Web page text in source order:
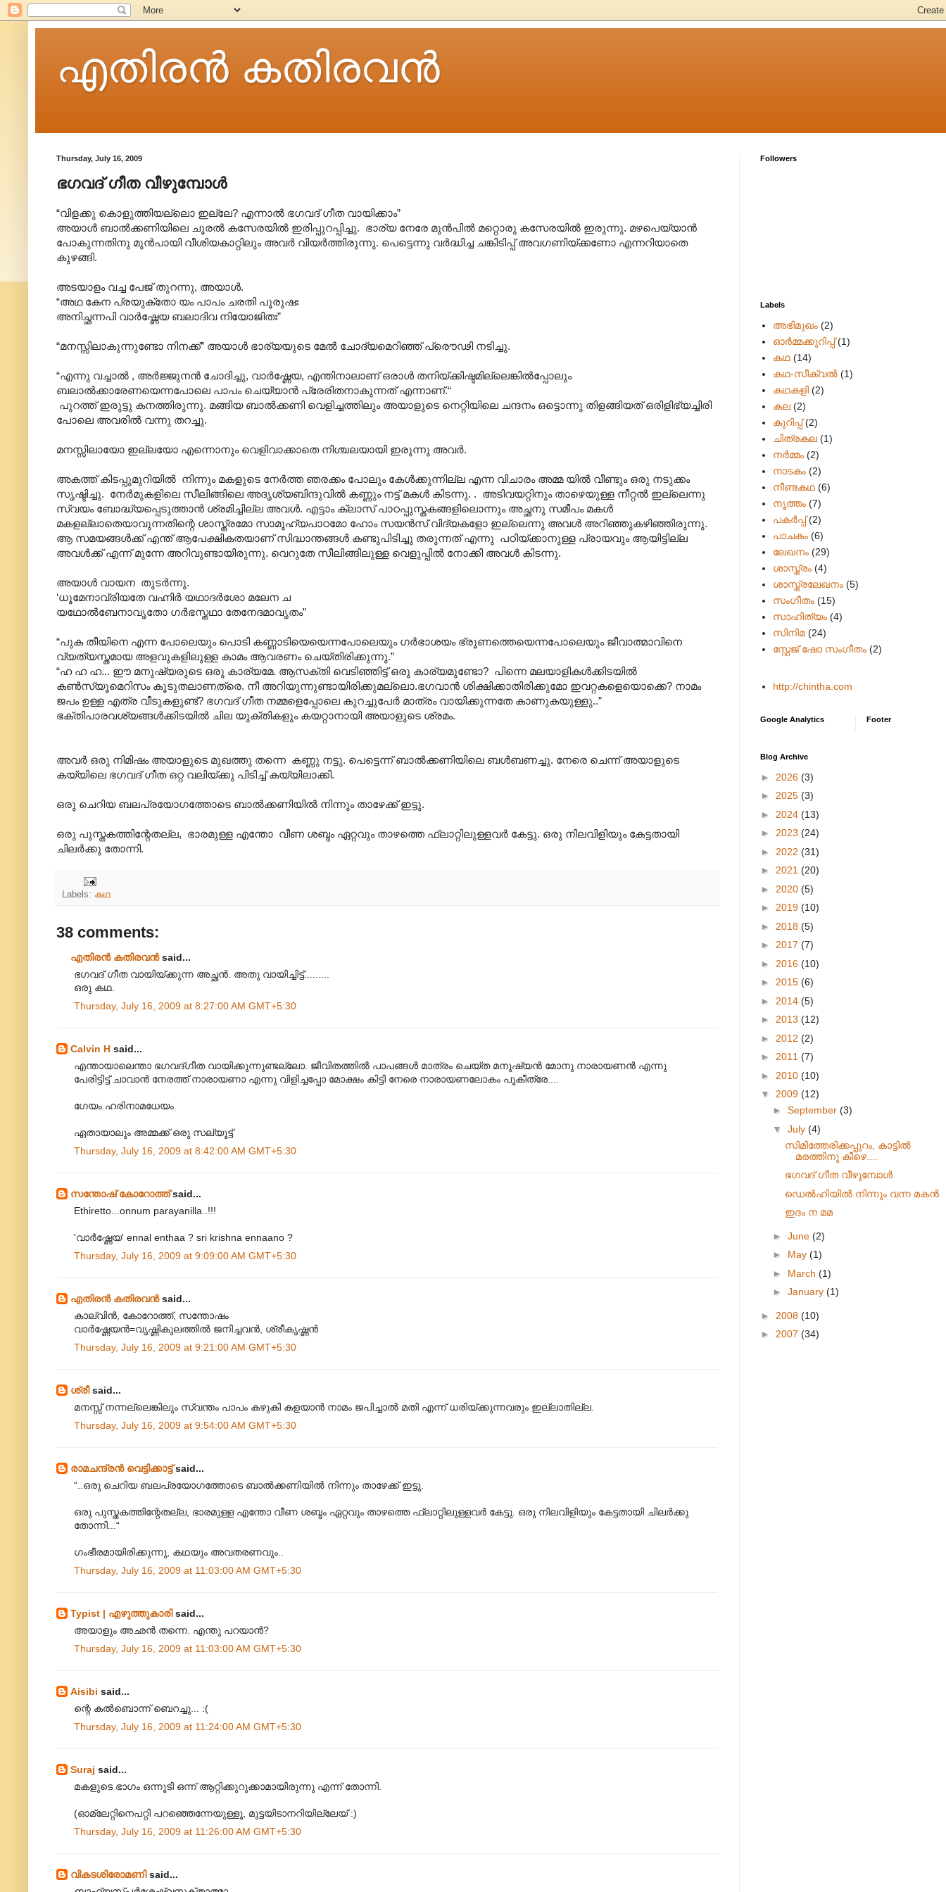
എതിരന്‍ കതിരവന്‍
Thursday, July 16, 2009
ഭഗവദ് ഗീത വീഴുമ്പോൾ
“വിളക്കു കൊളുത്തിയല്ലൊ ഇല്ലേ? എന്നാൽ ഭഗവദ് ഗീത വായിക്കാം”
അയാൾ ബാൽക്കണിയിലെ ചൂരൽ കസേരയിൽ ഇരിപ്പുറപ്പിച്ചു. ഭാര്യ നേരേ മുൻപിൽ മറ്റൊരു കസേരയിൽ ഇരുന്നു. മഴപെയ്യാൻ
പോകുന്നതിനു മുൻപായി വീശിയകാറ്റിലും അവർ വിയർത്തിരുന്നു. പെട്ടെന്നു വർദ്ധിച്ച ചങ്കിടിപ്പ് അവഗണിയ്ക്കണോ എന്നറിയാതെ
കുഴങ്ങി.
അടയാളം വച്ച പേജ് തുറന്നു, അയാൾ.
“അഥ കേന പ്രയുക്തോ യം പാപം ചരതി പൂരുഷഃ
അനിച്ഛന്നപി വാർഷ്ണേയ ബലാദിവ നിയോജിതഃ”
“മനസ്സിലാകുന്നുണ്ടോ നിനക്ക്” അയാൾ ഭാര്യയുടെ മേൽ ചോദ്യമെറിഞ്ഞ് പ്രൌഢി നടിച്ചു.
“എന്നു വച്ചാൽ , അർജ്ജുനൻ ചോദിച്ചു, വാർഷ്ണേയ, എന്തിനാലാണ് ഒരാൾ തനിയ്ക്കിഷ്ടമില്ലെങ്കിൽ‌പ്പോലും
ബലാൽക്കാരേണയെന്നപോലെ പാപം ചെയ്യാൻ പ്രേരിതനാകുന്നത് എന്നാണ്.“
പുറത്ത് ഇരുട്ടു കനത്തിരുന്നു. മങ്ങിയ ബാൽക്കണി വെളിച്ചത്തിലും അയാളുടെ നെറ്റിയിലെ ചന്ദനം ഒട്ടൊന്നു തിളങ്ങിയത് ഒരിളിഭ്യച്ചിരി
പോലെ അവരിൽ വന്നു തറച്ചു.
മനസ്സിലായോ ഇല്ലയോ എന്നൊനും വെളിവാക്കാതെ നിശ്ചലയായി ഇരുന്നു അവർ.
അകത്ത് കിടപ്പുമുറിയിൽ നിന്നും മകളുടെ നേർത്ത ഞരക്കം പോലും കേൾക്കുന്നില്ല എന്ന വിചാരം അമ്മ യിൽ വീണ്ടും ഒരു നടുക്കം
സൃഷ്ടിച്ചു. നേർമുകളിലെ സീലിങ്ങിലെ അദൃശ്യബിന്ദുവിൽ കണ്ണും നട്ട് മകൾ കിടന്നു. . അടിവയറ്റിനും താഴെയുള്ള നീറ്റൽ ഇല്ലെന്നു
സ്വയം ബോദ്ധ്യപ്പെടുത്താൻ ശ്രമിച്ചില്ല അവൾ. എട്ടാം ക്ലാസ് പാഠപ്പുസ്തകങ്ങളിലൊന്നും അച്ഛനു സമീപം മകൾ
മകളല്ലാതെയാവുന്നതിന്റെ ശാ‍സ്ത്രമോ സാമൂഹ്യപാഠമോ ഹോം സയൻസ് വിദ്യകളോ ഇല്ലെന്നു അവൾ അറിഞ്ഞുകഴിഞ്ഞിരുന്നു.
ആ സമയങ്ങൾക്ക് എന്ത് ആപേക്ഷികതയാണ് സിദ്ധാന്തങ്ങൾ കണ്ടുപിടിച്ചു തരുന്നത് എന്നു പഠിയ്ക്കാനുള്ള പ്രായവും ആയിട്ടില്ല
അവൾക്ക് എന്ന് മുന്നേ അറിവുണ്ടായിരുന്നു. വെറുതേ സീലിങ്ങിലുള്ള വെളുപ്പിൽ നോക്കി അവൾ കിടന്നു.
അയാൾ വായന തുടർന്നു.
‘ധൂമേനാവ്രിയതേ വഹ്നിർ യഥാദർശോ മലേന ച
യഥോൽബേനാവൃതോ ഗർഭസ്തഥാ തേനേദമാവൃതം”
“പുക തീയിനെ എന്ന പോലെയും പൊടി കണ്ണാടിയെയെന്നപോലെയും ഗർഭാശയം ഭ്രൂണത്തെയെന്നപോലെയും ജീവാത്മാവിനെ
വ്യത്യസ്തമായ അളവുകളിലുള്ള കാമം ആവരണം ചെയ്തിരിക്കുന്നു.”
“ഹ ഹ ഹ... ഈ മനുഷ്യരുടെ ഒരു കാര്യമേ. ആസക്തി വെടിഞ്ഞിട്ട് ഒരു കാര്യമുണ്ടോ? പിന്നെ മലയാളികൾക്കിടയിൽ
കൺസ്യൂമെറിസം കൂടുതലാണത്രെ. നീ അറിയുന്നുണ്ടായിരിക്കുമല്ലൊ.ഭഗവാൻ ശിക്ഷിക്കാതിരിക്കുമോ ഇവറ്റകളെയൊക്കെ? നാമം
ജപം ഉള്ള എത്ര വീടുകളുണ്ട്? ഭഗവദ് ഗീത നമ്മളെപ്പോലെ കുറച്ചുപേർ മാത്രം വായിക്കുന്നതേ കാണുകയുള്ളു..”
ഭക്തിപാരവശ്യങ്ങൾക്കിടയിൽ ചില യുക്തികളും കയറ്റാനായി അയാളുടെ ശ്രമം.
അവർ ഒരു നിമിഷം അയാളുടെ മുഖത്തു തന്നെ കണ്ണു നട്ടു. പെട്ടെന്ന് ബാൽക്കണിയിലെ ബൾബണച്ചു. നേരെ ചെന്ന് അയാളുടെ
കയ്യിലെ ഭഗവദ് ഗീത ഒറ്റ വലിയ്ക്കു പിടിച്ച് കയ്യിലാക്കി.
ഒരു ചെറിയ ബലപ്രയോഗത്തോടെ ബാൽക്കണിയിൽ നിന്നും താഴേക്ക് ഇട്ടു.
ഒരു പുസ്തകത്തിന്റേതല്ല, ഭാരമുള്ള എന്തോ വീണ ശബ്ദം ഏറ്റവും താഴത്തെ ഫ്ലാറ്റിലുള്ളവർ കേട്ടു. ഒരു നിലവിളിയും കേട്ടതായി
ചിലർക്കു തോന്നി.
Labels: കഥ
38 comments:
എതിരന്‍ കതിരവന്‍said...
ഭഗവദ് ഗീത വായിയ്ക്കുന്ന അച്ഛൻ. അതു വായിച്ചിട്ട്.........
ഒരു കഥ.
Thursday, July 16, 2009 at 8:27:00 AM GMT+5:30
Calvin H said...
എന്തായാലെന്താ‍ ഭഗവദ്‌ഗീത വായിക്കുന്നുണ്ടല്ലോ. ജീവിതത്തിൽ പാപങ്ങൾ മാത്രം ചെയ്ത മനുഷ്യൻ മോനു നാ‍രായണൻ എന്നു
പേരിട്ടിട്ട് ചാവാൻ നേരത്ത് നാരായണാ എന്നു വിളിച്ചപ്പോ മോക്ഷം കിട്ടി നേരെ നാരായണലോകം പൂകീത്രേ....
ഗേയം ഹരിനാമധേയം
ഏതായാലും അമ്മക്ക് ഒരു സല്യൂട്ട്
Thursday, July 16, 2009 at 8:42:00 AM GMT+5:30
സന്തോഷ്‌ കോറോത്ത്said...
Ethiretto...onnum parayanilla..!!!
'വാർഷ്ണേയ' ennal enthaa ? sri krishna ennaano ?
Thursday, July 16, 2009 at 9:09:00 AM GMT+5:30
എതിരന്‍ കതിരവന്‍said...
കാല്വിൻ, കോറോത്ത്, സന്തോഷം
വാർഷ്ണേയൻ=വൃഷ്ണികുലത്തിൽ ജനിച്ചവൻ, ശ്രീകൃഷ്ണൻ
Thursday, July 16, 2009 at 9:21:00 AM GMT+5:30
ശ്രീsaid...
മനസ്സ് നന്നല്ലെങ്കിലും സ്വന്തം പാപം കഴുകി കളയാന്‍ നാമം ജപിച്ചാല്‍ മതി എന്ന് ധരിയ്ക്കുന്നവരും ഇല്ലാതില്ല.
Thursday, July 16, 2009 at 9:54:00 AM GMT+5:30
രാമചന്ദ്രൻ വെട്ടിക്കാട്ട്said...
“..ഒരു ചെറിയ ബലപ്രയോഗത്തോടെ ബാൽക്കണിയിൽ നിന്നും താഴേക്ക് ഇട്ടു.
ഒരു പുസ്തകത്തിന്റേതല്ല, ഭാരമുള്ള എന്തോ വീണ ശബ്ദം ഏറ്റവും താഴത്തെ ഫ്ലാറ്റിലുള്ളവർ കേട്ടു. ഒരു നിലവിളിയും കേട്ടതായി ചിലർക്കു
തോന്നി...“
ഗംഭീരമായിരിക്കുന്നു, കഥയും അവതരണവും..
Thursday, July 16, 2009 at 11:03:00 AM GMT+5:30
Typist | എഴുത്തുകാരിsaid...
അയാളും അഛന്‍ തന്നെ. എന്തു പറയാന്‍?
Thursday, July 16, 2009 at 11:03:00 AM GMT+5:30
Aisibi said...
ന്റെ കല്‍ബൊന്ന് ബെറച്ചു... :(
Thursday, July 16, 2009 at 11:24:00 AM GMT+5:30
Suraj said...
മകളുടെ ഭാഗം ഒന്നൂടി ഒന്ന് ആറ്റിക്കുറുക്കാമായിരുന്നു എന്ന് തോന്നി.
(ഓമ്ലേറ്റിനെപറ്റി പറഞ്ഞെന്നേയുള്ളൂ, മുട്ടയിടാനറിയില്ലേയ് :)
Thursday, July 16, 2009 at 11:26:00 AM GMT+5:30
വികടശിരോമണിsaid...
Followers
Labels
അഭിമുഖം (2)
ഓർമ്മക്കുറിപ്പ് (1)
കഥ (14)
കഥ-സീക്വല്‍ (1)
കഥകളി (2)
കല (2)
കുറിപ്പ് (2)
ചിത്രകല (1)
നർമ്മം (2)
നാടകം (2)
നീണ്ടകഥ (6)
നൃത്തം (7)
പകര്‍പ്പ് (2)
പാചകം (6)
ലേഖനം (29)
ശാസ്ത്രം (4)
ശാസ്ത്രലേഖനം (5)
സംഗീതം (15)
സാഹിത്യം (4)
സിനിമ (24)
സ്റ്റേജ് ഷോ സംഗീതം (2)
http://chintha.com
Google Analytics Footer
Blog Archive
► 2026 (3)
► 2025 (3)
► 2024 (13)
► 2023 (24)
► 2022 (31)
► 2021 (20)
► 2020 (5)
► 2019 (10)
► 2018 (5)
► 2017 (7)
► 2016 (10)
► 2015 (6)
► 2014 (5)
► 2013 (12)
► 2012 (2)
► 2011 (7)
► 2010 (10)
▼ 2009 (12)
► September (3)
▼ July (4)
സിമിത്തേരിക്കപ്പുറം, കാട്ടിൽ
മരത്തിനു കീഴെ....
ഭഗവദ് ഗീത വീഴുമ്പോൾ
ഡെൽഹിയിൽ നിന്നും വന്ന മകൻ
ഇദം ന മമ
► June (2)
► May (1)
► March (1)
► January (1)
► 2008 (10)
► 2007 (34)